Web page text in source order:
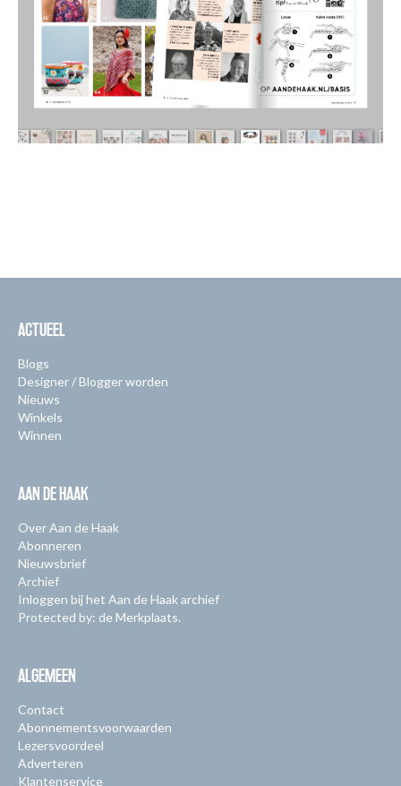
ACTUEEL
Blogs
Designer / Blogger worden
Nieuws
Winkels
Winnen
AAN DE HAAK
Over Aan de Haak
Abonneren
Nieuwsbrief
Archief
Inloggen bij het Aan de Haak archief
Protected by: de Merkplaats.
ALGEMEEN
Contact
Abonnementsvoorwaarden
Lezersvoordeel
Adverteren
Klantenservice